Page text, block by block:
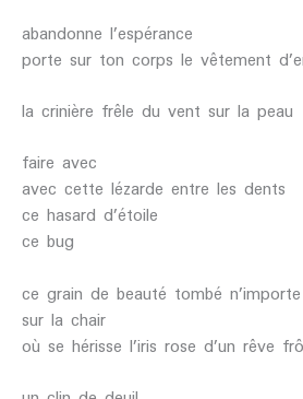
abandonne l’espérance
porte sur ton corps le vêtement
la crinière frêle du vent sur la peau
faire avec
avec cette lézarde entre les dents
ce hasard d’étoile
ce bug
ce grain de beauté tombé
sur la chair
où se hérisse l’iris rose d’un rêve